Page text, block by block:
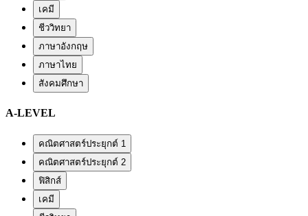
เคมี
ชีววิทยา
ภาษาอังกฤษ
ภาษาไทย
สังคมศึกษา
A-LEVEL
คณิตศาสตร์ประยุกต์ 1
คณิตศาสตร์ประยุกต์ 2
ฟิสิกส์
เคมี